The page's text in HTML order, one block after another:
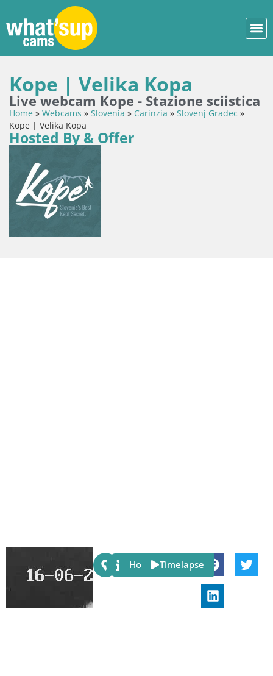
Kope | Velika Kopa
Live webcam Kope - Stazione sciistica
Home » Webcams » Slovenia » Carinzia » Slovenj Gradec »
Kope | Velika Kopa
Hosted By & Offer
Share:
Host Timelapse